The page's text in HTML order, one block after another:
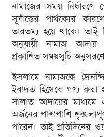
নামাজের সময়
সূর্যাস্তের পার্থক্যের
তারতম্য হয়ে থাকে।
অনুযায়ী নামাজ আদায়
প্রকাশিত সময়সূচি অনুসরণের
ইসলামে নামাজকে
ইবাদত হিসেবে গণ্য করা
সালাত আদায়ের মাধ্যমে
অর্জনের পাশাপাশি
পারেন। তাই প্রতিদিনের